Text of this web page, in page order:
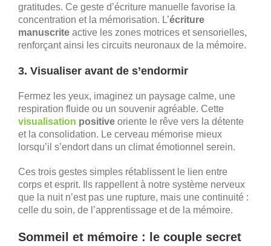
gratitudes. Ce geste d’écriture manuelle favorise la
concentration et la mémorisation. L’écriture
manuscrite active les zones motrices et sensorielles,
renforçant ainsi les circuits neuronaux de la mémoire.
3. Visualiser avant de s’endormir
Fermez les yeux, imaginez un paysage calme, une
respiration fluide ou un souvenir agréable. Cette
visualisation positive oriente le rêve vers la détente
et la consolidation. Le cerveau mémorise mieux
lorsqu’il s’endort dans un climat émotionnel serein.
Ces trois gestes simples rétablissent le lien entre
corps et esprit. Ils rappellent à notre système nerveux
que la nuit n’est pas une rupture, mais une continuité :
celle du soin, de l’apprentissage et de la mémoire.
Sommeil et mémoire : le couple secret